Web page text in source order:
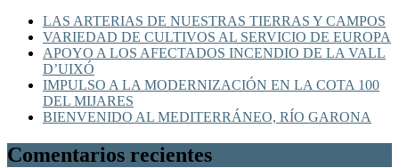
LAS ARTERIAS DE NUESTRAS TIERRAS Y CAMPOS
VARIEDAD DE CULTIVOS AL SERVICIO DE EUROPA
APOYO A LOS AFECTADOS INCENDIO DE LA VALL
D’UIXÓ
IMPULSO A LA MODERNIZACIÓN EN LA COTA 100
DEL MIJARES
BIENVENIDO AL MEDITERRÁNEO, RÍO GARONA
Comentarios recientes